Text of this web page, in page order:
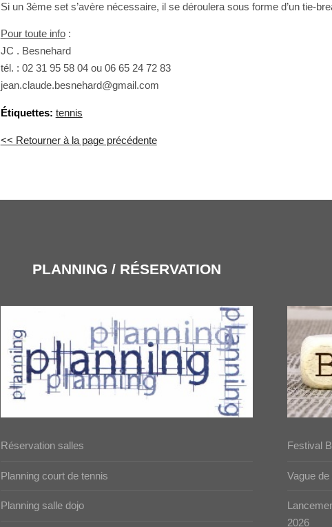
Si un 3ème set s’avère nécessaire, il se déroulera sous forme d’un tie-
Pour toute info:
JC . Besnehard
tél. : 02 31 95 58 04 ou 06 65 24 72 83
jean.claude.besnehard@gmail.com
Étiquettes: tennis
<< Retourner à la page précédente
PLANNING / RÉSERVATION
Réservation salles
Planning court de tennis
Planning salle dojo
Festival
Vague
2026